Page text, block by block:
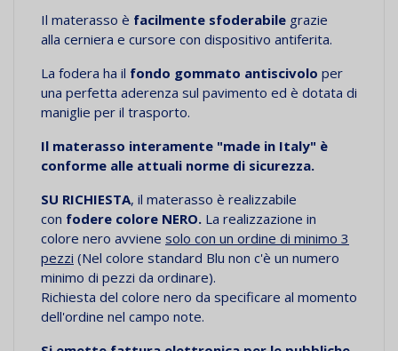
Il materasso è facilmente sfoderabile grazie
alla cerniera e cursore con dispositivo antiferita.
La fodera ha il fondo gommato antiscivolo per
una perfetta aderenza sul pavimento ed è dotata di
maniglie per il trasporto.
Il materasso interamente "made in Italy" è
conforme alle attuali norme di sicurezza.
SU RICHIESTA, il materasso è realizzabile
con fodere colore NERO. La realizzazione in
colore nero avviene solo con un ordine di minimo 3
pezzi (Nel colore standard Blu non c'è un numero
minimo di pezzi da ordinare).
Richiesta del colore nero da specificare al momento
dell'ordine nel campo note.